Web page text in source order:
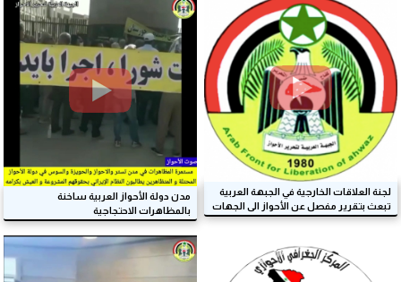
لجنة العلاقات الخارجية في الجبهة العربية
تبعث بتقرير مفصل عن الأحواز الى الجهات
الدولية
مدن دولة الأحواز العربية ساخنة
بالمظاهرات الاحتجاجية